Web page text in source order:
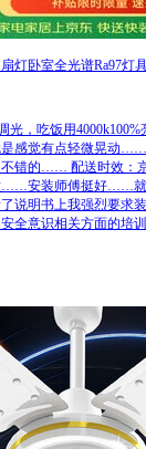
灯卧室全光谱Ra97灯
光，吃饭用
是感觉有点轻微晃动
不错的…… 配送时效：
……安装师傅挺好……就
说明书上我强烈要求
安全意识相关方面的